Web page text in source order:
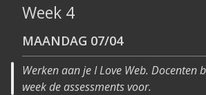
Week 4
MAANDAG 07/04
Werken aan je I Love Web. Docenten
week de assessments voor.